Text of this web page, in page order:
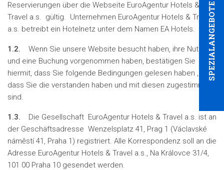
SPEZIALANGEBOTE
Reservierungen über die Webseite EuroAgentur Hotels &
Travel a.s. gültig. Unternehmen EuroAgentur Hotels & Travel
a.s. betreibt ein Hotelnetz unter dem Namen EA Hotels.
1.2. Wenn Sie unsere Website besucht haben, ihre Nutzung
und eine Buchung vorgenommen haben, bestätigen Sie
hiermit, dass Sie folgende Bedingungen gelesen haben ,
dass Sie die verstanden haben und mit diesen zugestimmt
sind.
1.3. Die Gesellschaft EuroAgentur Hotels & Travel a.s. ist an
der Geschäftsadresse Wenzelsplatz 41, Prag 1 (Václavské
náměstí 41, Praha 1) registriert. Alle Korrespondenz soll an die
Adresse EuroAgentur Hotels & Travel a.s., Na Královce 31/4,
101 00 Praha 10 gesendet werden.